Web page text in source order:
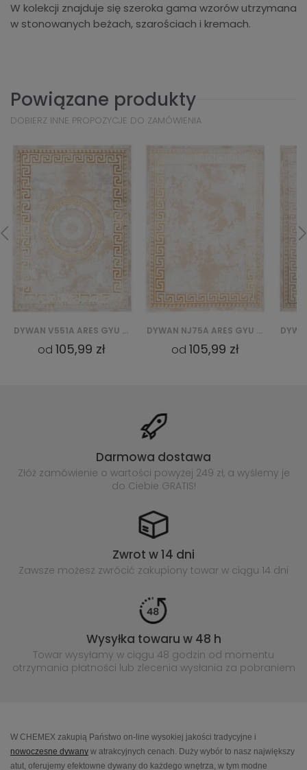
W kolekcji znajduje się szeroka gama wzorów utrzymana
w stonowanych beżach, szarościach i kremach.
Powiązane produkty
DOBIERZ INNE PROPOZYCJE DO ZAMÓWIENIA
DYWAN NJ75A ARES GYU - ZŁOTY
od 105,99 zł
DYWAN NJ75A ARES GYU - BEŻOWY
od 105,99 zł
Darmowa dostawa
Złóż zamówienie o wartości powyżej 249 zł, a wyślemy je
do Ciebie GRATIS!
Zwrot w 14 dni
Zawsze możesz zwrócić zakupiony towar w ciągu 14 dni
Wysyłka towaru w 48 h
Towar wysyłamy w ciągu 48 godzin od momentu
otrzymania płatności lub zlecenia wysłania za pobraniem
W CHEMEX zakupią Państwo on-line wysokiej jakości tradycyjne i
nowoczesne dywany w atrakcyjnych cenach. Duży wybór to nasz największy
atut, oferujemy efektowne dywany do każdego wnętrza, w tym modne